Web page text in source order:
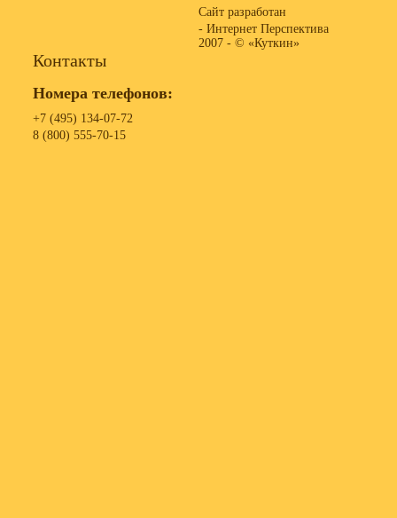
Сайт разработан
- Интернет Перспектива
2007 - © «Куткин»
Контакты
Номера телефонов:
+7 (495) 134-07-72
8 (800) 555-70-15